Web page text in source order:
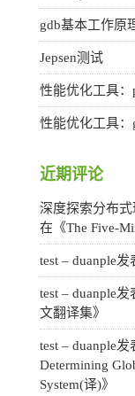
gdb基本工作原
Jepsen测试
性能优化工具：
性能优化工具：
近期评论
深度探索分布式
在《The Five-
test – duanple发
test – duanple发
文翻译集》
test – duanple发
Determining
System(译)》